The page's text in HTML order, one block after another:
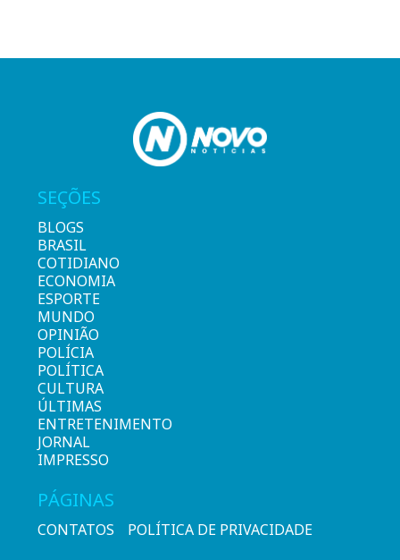
SEÇÕES
BLOGS
BRASIL
COTIDIANO
ECONOMIA
ESPORTE
MUNDO
OPINIÃO
POLÍCIA
POLÍTICA
CULTURA
ÚLTIMAS
ENTRETENIMENTO
JORNAL
IMPRESSO
PÁGINAS
CONTATOS POLÍTICA DE PRIVACIDADE